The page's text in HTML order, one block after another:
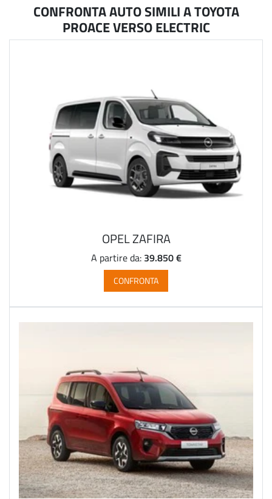
CONFRONTA AUTO SIMILI A TOYOTA
PROACE VERSO ELECTRIC
OPEL ZAFIRA
A partire da: 39.850 €
CONFRONTA